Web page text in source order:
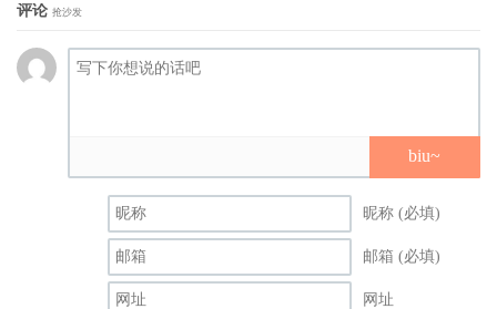
评论 抢沙发
biu~
昵称 (必填)
邮箱 (必填)
网址